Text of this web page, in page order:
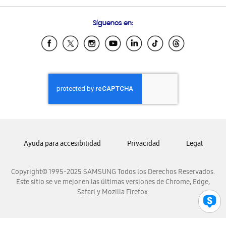
Samsung Ecuador
Samsung El Salvador
Samsung Honduras
Samsung Nicaragua
Samsung Panamá
Samsung Venezuela
Síguenos en:
Copyright© 1995-2025 SAMSUNG Todos los Derechos Reservados.
Este sitio se ve mejor en las últimas versiones de Chrome, Edge,
Safari y Mozilla Firefox.
Ayuda para accesibilidad Privacidad Legal